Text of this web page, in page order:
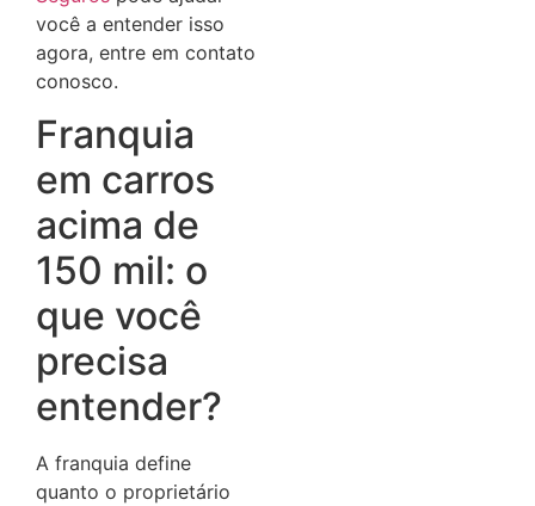
você a entender isso
agora, entre em contato
conosco.
Franquia
em carros
acima de
150 mil: o
que você
precisa
entender?
A franquia define
quanto o proprietário